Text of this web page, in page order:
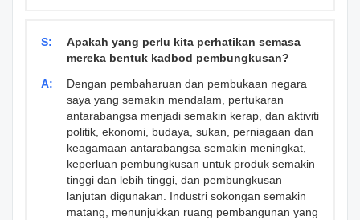
S:
Apakah yang perlu kita perhatikan semasa
mereka bentuk kadbod pembungkusan?
A:
Dengan pembaharuan dan pembukaan negara
saya yang semakin mendalam, pertukaran
antarabangsa menjadi semakin kerap, dan aktiviti
politik, ekonomi, budaya, sukan, perniagaan dan
keagamaan antarabangsa semakin meningkat,
keperluan pembungkusan untuk produk semakin
tinggi dan lebih tinggi, dan pembungkusan
lanjutan digunakan. Industri sokongan semakin
matang, menunjukkan ruang pembangunan yang